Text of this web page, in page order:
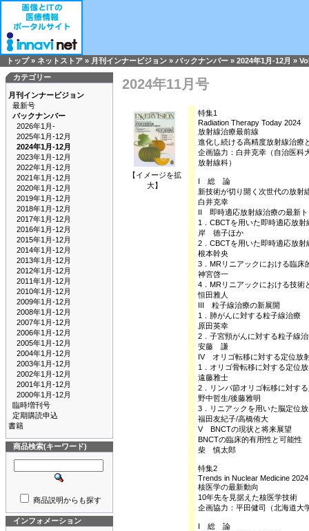
トップ» ネットストア » 月刊インナービジョン » バックナンバー » 2024年1月-12月 »
カテゴリー
月刊インナービジョン
最新号
バックナンバー
2026年1月-
2025年1月-12月
2024年1月-12月
2023年1月-12月
2022年1月-12月
2021年1月-12月
2020年1月-12月
2019年1月-12月
2018年1月-12月
2017年1月-12月
2016年1月-12月
2015年1月-12月
2014年1月-12月
2013年1月-12月
2012年1月-12月
2011年1月-12月
2010年1月-12月
2009年1月-12月
2008年1月-12月
2007年1月-12月
2006年1月-12月
2005年1月-12月
2004年1月-12月
2003年1月-12月
2002年1月-12月
2001年1月-12月
2000年1月-12月
臨時増刊号
定期購読申込
書籍
商品検索(キーワード)
商品説明からも探す
インフォメーション
2024年11月号
【イメージを拡
大】
特集1
Radiation Therapy Today 2024
放射線治療最前線
進化し続ける高精度放射線治療
企画協力：白井克幸（自治医科
放射線科）
I 総 論
新技術が切り開く次世代の放射
白井克幸
II 即時適応放射線治療の最新
1．CBCTを用いた即時適応放
岸 徳子ほか
2．CBCTを用いた即時適応放
根本幹央
3．MRリニアックにおける臨床
神宮啓一
4．MRリニアックにおける技術
恒田雅人
III 粒子線治療の新展開
1．肺がんに対する粒子線治療
原田英幸
2．子宮頸がんに対する粒子線
安藤 謙
IV オリゴ転移に対する定位放
1．オリゴ骨転移に対する定位
遠藤雅士
2．リンパ節オリゴ転移に対す
野中哲生/後藤雅明
3．リニアックを用いた脳定位
福田友紀子/高橋侑大
V BNCTの現状と将来展望
BNCTの臨床的有用性と可能性
柴 慎太郎
特集2
Trends in Nuclear Medicine 2024
核医学の最新動向
10年先を見据えた核医学技術
企画協力：平田健司（北海道大
I 総 論